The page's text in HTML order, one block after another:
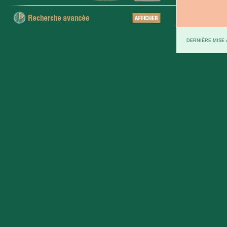
DERNIÈRE MISE